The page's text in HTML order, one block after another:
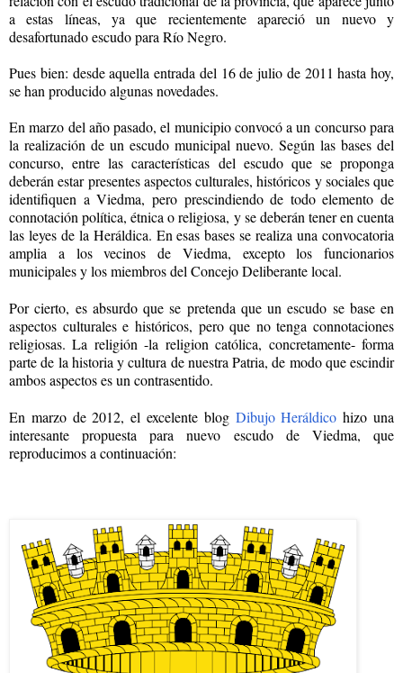
a estas líneas, ya que recientemente apareció un nuevo y
desafortunado escudo para Río Negro.
Pues bien: desde aquella entrada del 16 de julio de 2011 hasta hoy,
se han producido algunas novedades.
En marzo del año pasado, el municipio convocó a un concurso para
la realización de un escudo municipal nuevo. Según las bases del
concurso, entre las características del escudo que se proponga
deberán estar presentes aspectos culturales, históricos y sociales que
identifiquen a Viedma, pero prescindiendo de todo elemento de
connotación política, étnica o religiosa, y se deberán tener en cuenta
las leyes de la Heráldica. En esas bases se realiza una convocatoria
amplia a los vecinos de Viedma, excepto los funcionarios
municipales y los miembros del Concejo Deliberante local.
Por cierto, es absurdo que se pretenda que un escudo se base en
aspectos culturales e históricos, pero que no tenga connotaciones
religiosas. La religión -la religion católica, concretamente- forma
parte de la historia y cultura de nuestra Patria, de modo que escindir
ambos aspectos es un contrasentido.
En marzo de 2012, el excelente blog Dibujo Heráldico hizo una
interesante propuesta para nuevo escudo de Viedma, que
reproducimos a continuación: